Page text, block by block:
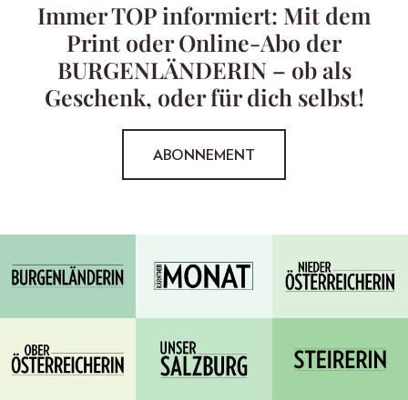
Immer TOP informiert: Mit dem
Print oder Online-Abo der
BURGENLÄNDERIN – ob als
Geschenk, oder für dich selbst!
ABONNEMENT